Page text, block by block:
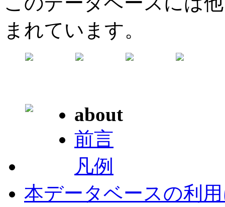
まれています。
about
前言
凡例
本データベースの利